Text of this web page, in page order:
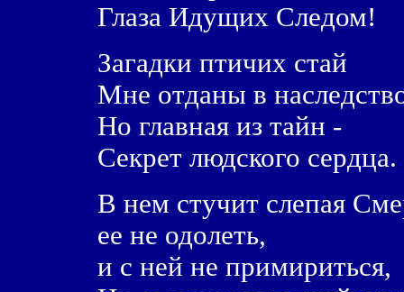
Глаза Идущих Следом!
Загадки птичих стай
Мне отданы в
Но главная из тайн -
Секрет людского сердца.
В нем стучит слепая
ее не одолеть,
и с ней не примириться,